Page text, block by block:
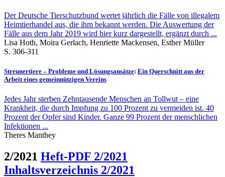
Der Deutsche Tierschutzbund wertet jährlich die Fälle von illegalem
Heimtierhandel aus, die ihm bekannt werden. Die Auswertung der
Fälle aus dem Jahr 2019 wird hier kurz dargestellt, ergänzt durch ...
Lisa Hoth, Moira Gerlach, Henriette Mackensen, Esther Müller
S. 306-311
Streunertiere – Probleme und Lösungsansätze: Ein Querschnitt aus der
Arbeit eines gemeinnützigen Vereins
Jedes Jahr sterben Zehntausende Menschen an Tollwut – eine
Krankheit, die durch Impfung zu 100 Prozent zu vermeiden ist. 40
Prozent der Opfer sind Kinder. Ganze 99 Prozent der menschlichen
Infektionen ...
Theres Manthey
2/2021 Heft-PDF 2/2021
Inhaltsverzeichnis 2/2021